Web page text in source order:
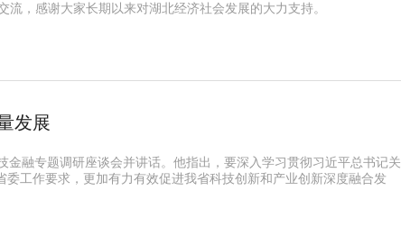
流，感谢大家长期以来对湖北经济社会发展的大力支持。
发展
融专题调研座谈会并讲话。他指出，要深入学习贯彻习近平总书记关
工作要求，更加有力有效促进我省科技创新和产业创新深度融合发